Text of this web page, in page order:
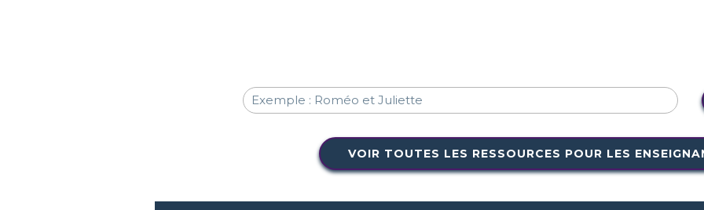
VOIR TOUTES LES RESSOURCES POUR LES